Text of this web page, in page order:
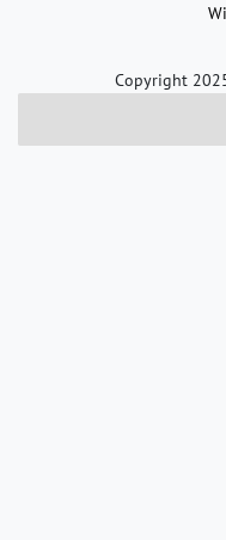
Copyright